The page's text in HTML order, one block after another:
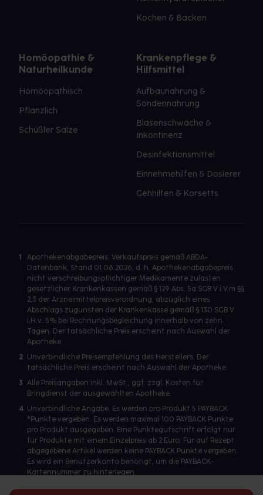
Kochen & Backen
Homöopathie &
Naturheilkunde
Homöopathisch
Pflanzlich
Schüßler Salze
Krankenpflege &
Hilfsmittel
Aufbaunahrung &
Sondennahrung
Blasenschwäche &
Inkontinenz
Desinfektionsmittel
Einnehmehilfen & Dosierer
Gehhilfen & Korsetts
1
Apothekenabgabepreis: Verkaufspreis gemäß ABDA-
Datenbank, Stand 01.08.2026, d. h. Apothekenabgabepreis
nicht verschreibungspflichtiger Medikamente zulasten
gesetzlicher Krankenkassen gemäß § 129 Abs. 5a SGB V i.V.m §§
2,3 der Arzneimittelpreisverordnung, abzüglich eines
Abschlags zugunsten der Krankenkasse gemäß § 130 SGB V
i.H.v. 5% bei Rechnungsbegleichung innerhalb von zehn
Tagen. Der tatsächliche Preis erscheint nach Auswahl der
Apotheke.
2 Unverbindliche Preisempfehlung des Herstellers. Der
tatsächliche Preis erscheint nach Auswahl der Apotheke.
3 Alle Preisangaben inkl. MwSt., ggf. zzgl. Kosten für
Bringdienst der ausgewählten Apotheke.
4 Unverbindliche Angabe. Es werden pro Produkt 5 PAYBACK
°Punkte vergeben. Es werden maximal 100 PAYBACK Punkte
pro Produkt ausgegeben. Eine Punktegutschrift erfolgt nur
für Produkte mit einem Einzelpreis ab 2 Euro. Für auf Rezept
abgegebene Artikel werden keine PAYBACK Punkte vergeben.
Es wird ein Benutzerkonto benötigt, um die PAYBACK-
Kartennummer zu hinterlegen.